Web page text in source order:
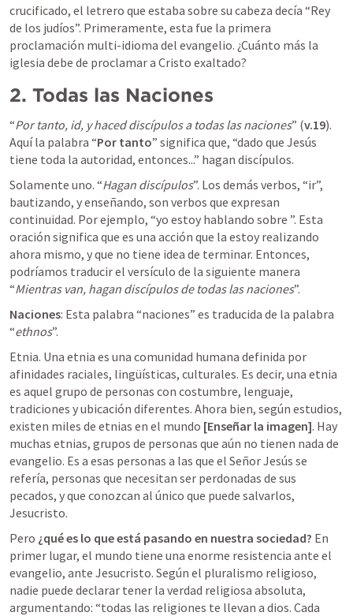
crucificado, el letrero que estaba sobre su cabeza decía “Rey
de los judíos”. Primeramente, esta fue la primera
proclamación multi-idioma del evangelio. ¿Cuánto más la
iglesia debe de proclamar a Cristo exaltado?
2. Todas las Naciones
“Por tanto, id, y haced discípulos a todas las naciones” (v.19).
Aquí la palabra “Por tanto” significa que, “dado que Jesús
tiene toda la autoridad, entonces...” hagan discípulos.
Solamente uno. “Hagan discípulos”. Los demás verbos, “ir”,
bautizando, y enseñando, son verbos que expresan
continuidad. Por ejemplo, “yo estoy hablando sobre ”. Esta
oración significa que es una acción que la estoy realizando
ahora mismo, y que no tiene idea de terminar. Entonces,
podríamos traducir el versículo de la siguiente manera
“Mientras van, hagan discípulos de todas las naciones”.
Naciones: Esta palabra “naciones” es traducida de la palabra
“ethnos”.
Etnia. Una etnia es una comunidad humana definida por
afinidades raciales, lingüísticas, culturales. Es decir, una etnia
es aquel grupo de personas con costumbre, lenguaje,
tradiciones y ubicación diferentes. Ahora bien, según estudios,
existen miles de etnias en el mundo [Enseñar la imagen]. Hay
muchas etnias, grupos de personas que aún no tienen nada de
evangelio. Es a esas personas a las que el Señor Jesús se
refería, personas que necesitan ser perdonadas de sus
pecados, y que conozcan al único que puede salvarlos,
Jesucristo.
Pero ¿qué es lo que está pasando en nuestra sociedad? En
primer lugar, el mundo tiene una enorme resistencia ante el
evangelio, ante Jesucristo. Según el pluralismo religioso,
nadie puede declarar tener la verdad religiosa absoluta,
argumentando: “todas las religiones te llevan a dios. Cada